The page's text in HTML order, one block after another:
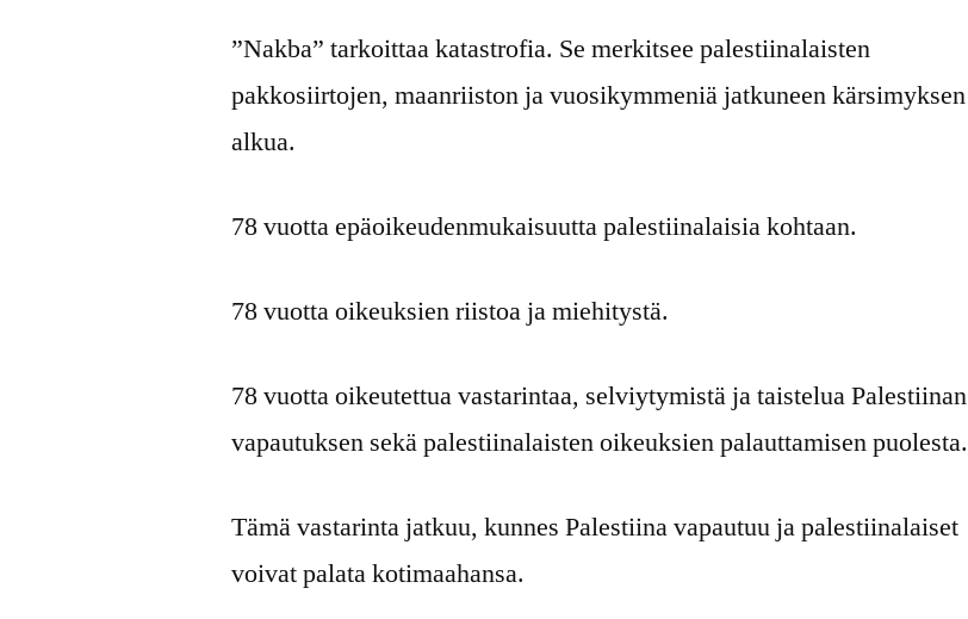
”Nakba” tarkoittaa katastrofia. Se merkitsee palestiinalaisten
pakkosiirtojen, maanriiston ja vuosikymmeniä jatkuneen kärsimyksen
alkua.
78 vuotta epäoikeudenmukaisuutta palestiinalaisia kohtaan.
78 vuotta oikeuksien riistoa ja miehitystä.
78 vuotta oikeutettua vastarintaa, selviytymistä ja taistelua Palestiinan
vapautuksen sekä palestiinalaisten oikeuksien palauttamisen puolesta.
Tämä vastarinta jatkuu, kunnes Palestiina vapautuu ja palestiinalaiset
voivat palata kotimaahansa.